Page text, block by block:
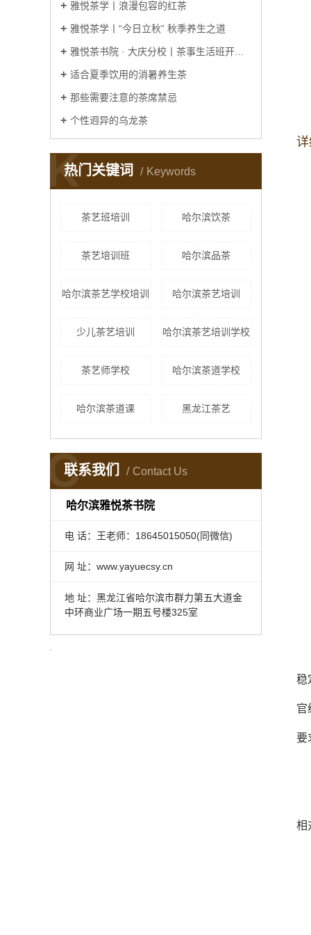
雅悦茶学丨浪漫包容的红茶
雅悦茶学丨“今日立秋” 秋季养生之道
雅悦茶书院 · 大庆分校丨茶事生活班开课啦
适合夏季饮用的消暑养生茶
那些需要注意的茶席禁忌
个性迥异的乌龙茶
热门关键词 Keywords
K
茶艺班培训 哈尔滨饮茶
茶艺培训班 哈尔滨品茶
哈尔滨茶艺学校培训 哈尔滨茶艺培训
少儿茶艺培训 哈尔滨茶艺培训学校
茶艺师学校 哈尔滨茶道学校
哈尔滨茶道课 黑龙江茶艺
联系我们 Contact Us
C
哈尔滨雅悦茶书院
电 话：王老师：18645015050(同微信)
网 址：www.yayuecsy.cn
地 址：黑龙江省哈尔滨市群力第五大道金
中环商业广场一期五号楼325室
稳
官
要
相